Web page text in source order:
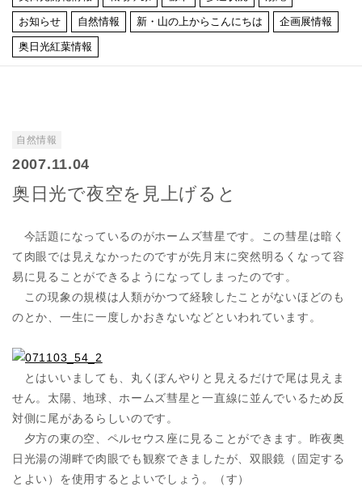
お知らせ 自然情報 新・山の上からこんにちは 企画展情報
奥日光紅葉情報
自然情報
2007.11.04
奥日光で夜空を見上げると
今話題になっているのがホームズ彗星です。この彗星は暗く
て肉眼では見えなかったのですが先月末に突然明るくなって容
易に見ることができるようになってしまったのです。
この現象の規模は人類がかつて経験したことがないほどのも
のとか、一生に一度しかおきないなどといわれています。
とはいいましても、丸くぼんやりと見えるだけで尾は見えま
せん。太陽、地球、ホームズ彗星と一直線に並んでいるため反
対側に尾があるらしいのです。
夕方の東の空、ペルセウス座に見ることができます。昨夜奥
日光湯の湖畔で肉眼でも観察できましたが、双眼鏡（固定する
とよい）を使用するとよいでしょう。（す）